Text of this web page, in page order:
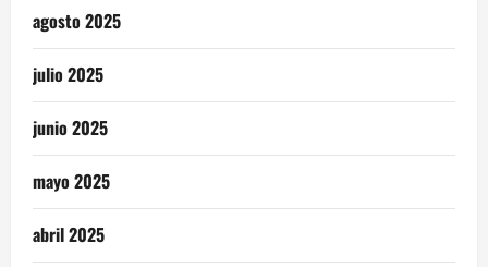
agosto 2025
julio 2025
junio 2025
mayo 2025
abril 2025